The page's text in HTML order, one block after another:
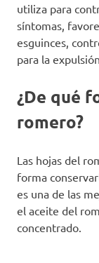
utiliza para
síntomas,
esguinces,
para la
¿De qué
romero?
Las hojas del
forma
es una de las
el aceite del
concentrado.